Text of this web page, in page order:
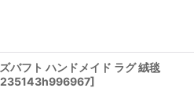
バフト ハンドメイド ラグ 絨毯
]